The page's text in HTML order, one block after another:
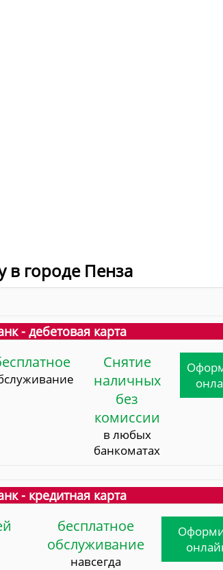
в городе Пенза
- дебетовая карта
Снятие
наличных
без
комиссии
в любых
банкоматах
- кредитная карта
бесплатное
обслуживание
навсегда